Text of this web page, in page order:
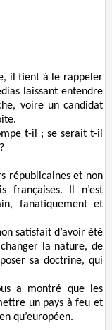
il tient à le rappeler
laissant entendre
voire un candidat
t-il ; se serait t-il
républicaines et non
françaises. Il n’est
fanatiquement et
satisfait d’avoir été
la nature, de
sa doctrine, qui
a montré que les
un pays à feu et
qu’européen.